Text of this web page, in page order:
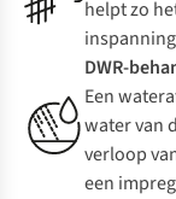
helpt zo
DWR-
Een
water van
verloop
een